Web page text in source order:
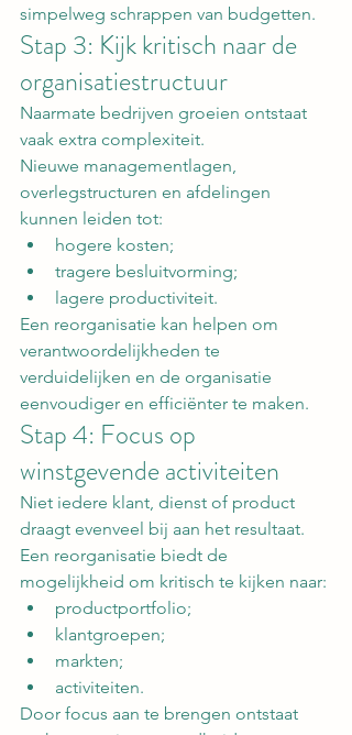
simpelweg schrappen van budgetten.
Stap 3: Kijk kritisch naar de
organisatiestructuur
Naarmate bedrijven groeien ontstaat
vaak extra complexiteit.
Nieuwe managementlagen,
overlegstructuren en afdelingen
kunnen leiden tot:
hogere kosten;
tragere besluitvorming;
lagere productiviteit.
Een reorganisatie kan helpen om
verantwoordelijkheden te
verduidelijken en de organisatie
eenvoudiger en efficiënter te maken.
Stap 4: Focus op
winstgevende activiteiten
Niet iedere klant, dienst of product
draagt evenveel bij aan het resultaat.
Een reorganisatie biedt de
mogelijkheid om kritisch te kijken naar:
productportfolio;
klantgroepen;
markten;
activiteiten.
Door focus aan te brengen ontstaat